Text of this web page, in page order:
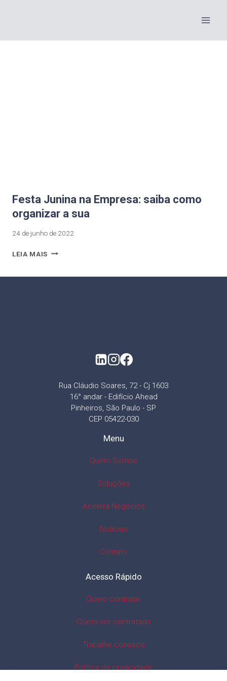
Festa Junina na Empresa: saiba como
organizar a sua
24 de junho de 2022
LEIA MAIS
Rua Cláudio Soares, 72 - Cj 1603
16° andar - Edifício Ahead
Pinheiros, São Paulo - SP
CEP 05422-030
Menu
Quem Somos
Soluções
Acelera Negócios
Notícias
Contato
Acesso Rápido
Quero contratar
Quero ser contratado
Trabalhe conosco
Política de privacidade